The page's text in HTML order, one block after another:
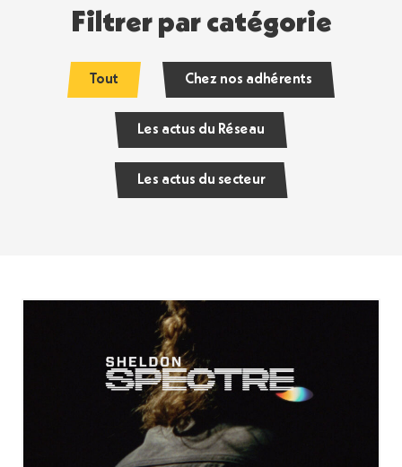
Filtrer par catégorie
Tout Chez nos adhérents
Les actus du Réseau
Les actus du secteur